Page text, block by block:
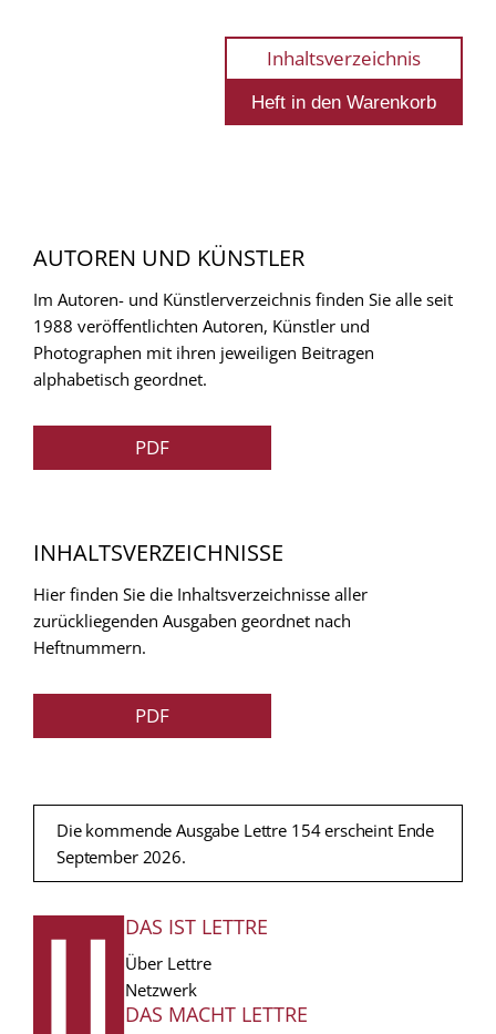
Inhaltsverzeichnis
AUTOREN UND KÜNSTLER
Im Autoren- und Künstlerverzeichnis finden Sie alle seit
1988 veröffentlichten Autoren, Künstler und
Photographen mit ihren jeweiligen Beitragen
alphabetisch geordnet.
PDF
INHALTSVERZEICHNISSE
Hier finden Sie die Inhaltsverzeichnisse aller
zurückliegenden Ausgaben geordnet nach
Heftnummern.
PDF
Die kommende Ausgabe Lettre 154 erscheint Ende
September 2026.
FUSSZEILE
DAS IST LETTRE
Über Lettre
Netzwerk
DAS MACHT LETTRE